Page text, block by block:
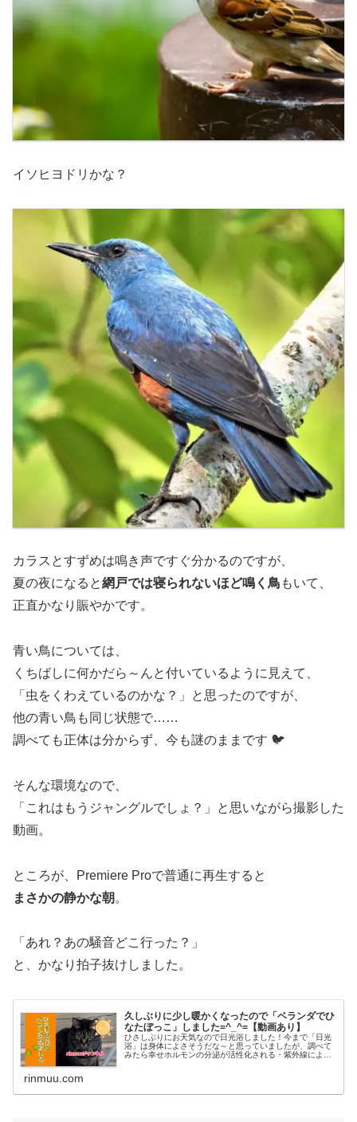
イソヒヨドリかな？
カラスとすずめは鳴き声ですぐ分かるのですが、
夏の夜になると網戸では寝られないほど鳴く鳥 もいて、
正直かなり賑やかです。
青い鳥については、
くちばしに何かだら～んと付いているように見えて、
「虫をくわえているのかな？」と思ったのですが、
他の青い鳥も同じ状態で……
調べても正体は分からず、今も謎のままです 🐦
そんな環境なので、
「これはもうジャングルでしょ？」と思いながら撮影した
動画。
ところが、Premiere Proで普通に再生すると
まさかの静かな朝 。
「あれ？あの騒音どこ行った？」
と、かなり拍子抜けしました。
久しぶりに少し暖かくなったので「ベランダでひ
なたぼっこ」しました=^_^=【動画あり】
ひさしぶりにお天気なので日光浴しました！今まで「日光
浴」は身体によさそうだな～と思っていましたが、調べて
みたら幸せホルモンの分泌が活性化される・紫外線による
rinmuu.com